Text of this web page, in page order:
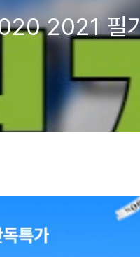
2021 필